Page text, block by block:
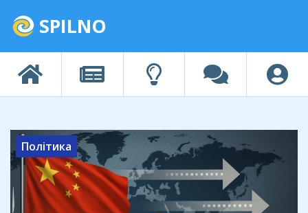
SPILNO
Політика